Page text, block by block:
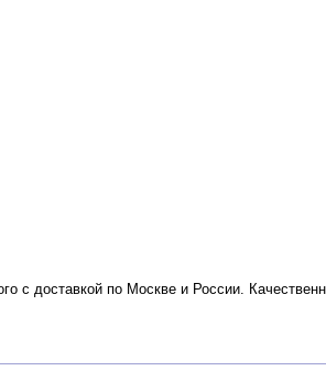
с доставкой по Москве и России.